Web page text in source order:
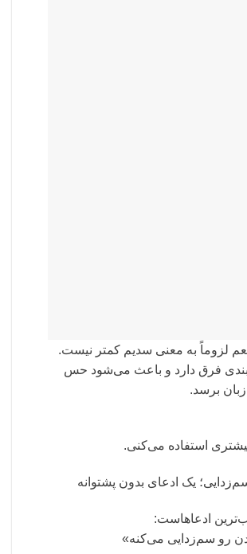
لزوماً به معنی سدیم کمتر نیست.
فرق دارد و باعث می‌شود حس
برسد.
استفاده می‌کنی.
یک ادعای بدون پشتوانه
ادعاهاست:
رو سم‌زدایی می‌کنه»